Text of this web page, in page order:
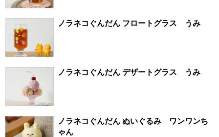
ノラネコぐんだん フロートグラス うみ
ノラネコぐんだん デザートグラス うみ
ノラネコぐんだん ぬいぐるみ ワンワンち
ゃん